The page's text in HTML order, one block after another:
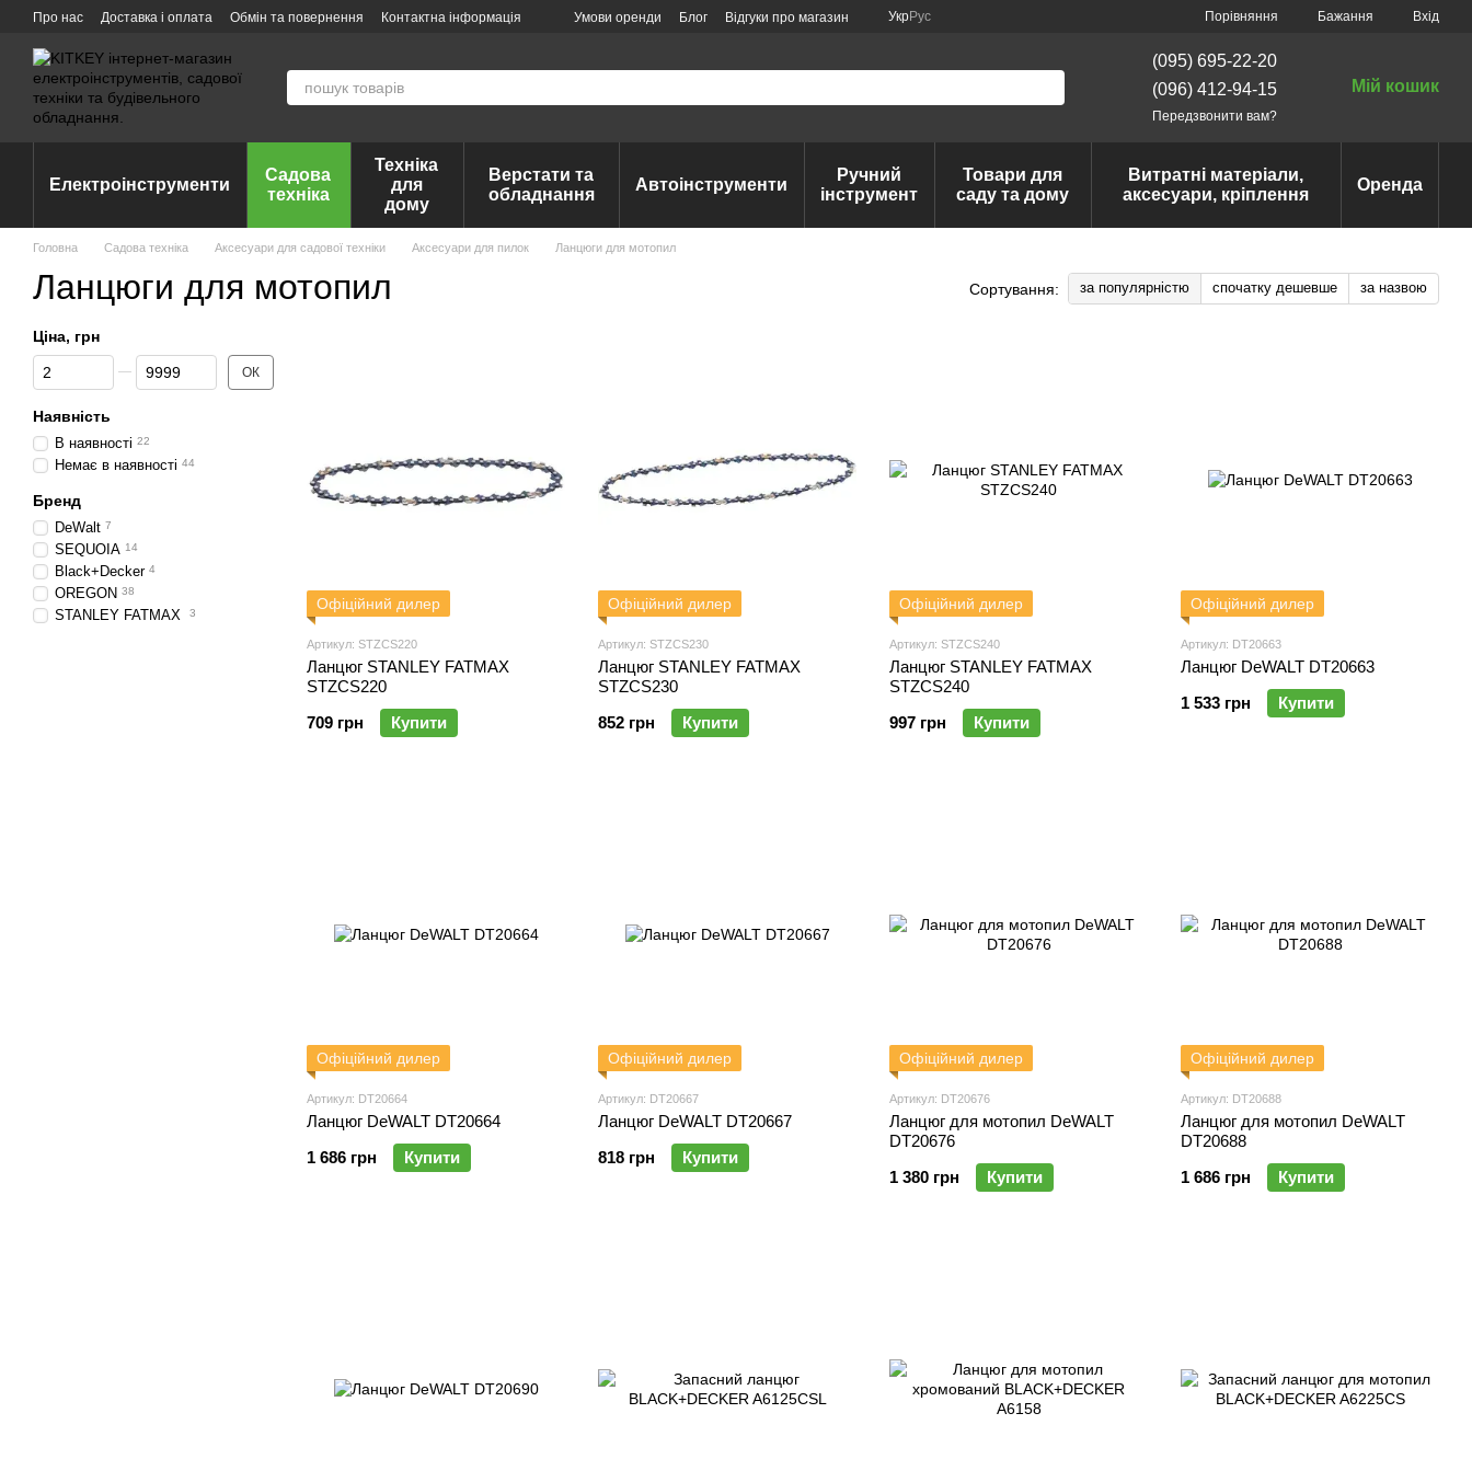
Перейти до основного контенту
Про нас Доставка і оплата Обмін та повернення Контактна інформація Умови оренди Блог Відгуки про магазин УкрРус Порівняння Бажання Вхід
(095) 695-22-20
(096) 412-94-15
Передзвонити вам?
Мій кошик
Електроінструменти
Садова
техніка
Техніка
для
дому
Верстати та
обладнання
Автоінструменти
Ручний
інструмент
Товари для
саду та дому
Витратні матеріали,
аксесуари, кріплення
Оренда
Головна Садова техніка Аксесуари для садової техніки Аксесуари для пилок Ланцюги для мотопил
Ланцюги для мотопил Сортування: за популярністю спочатку дешевше за назвою
Офіційний дилер
Артикул: STZCS220
Ланцюг STANLEY FATMAX
STZCS220
709 грн
Купити
Офіційний дилер
Артикул: STZCS230
Ланцюг STANLEY FATMAX
STZCS230
852 грн
Купити
Офіційний дилер
Артикул: STZCS240
Ланцюг STANLEY FATMAX
STZCS240
997 грн
Купити
Офіційний дилер
Артикул: DT20663
Ланцюг DeWALT DT20663
1 533 грн
Купити
Офіційний дилер
Артикул: DT20664
Ланцюг DeWALT DT20664
1 686 грн
Купити
Офіційний дилер
Артикул: DT20667
Ланцюг DeWALT DT20667
818 грн
Купити
Офіційний дилер
Артикул: DT20676
Ланцюг для мотопил DeWALT
DT20676
1 380 грн
Купити
Офіційний дилер
Артикул: DT20688
Ланцюг для мотопил DeWALT
DT20688
1 686 грн
Купити
Ціна, грн
Від Ціна, грн
До Ціна, грн ОК
Наявність
В наявності 22
Немає в наявності 44
Бренд
DeWalt 7
SEQUOIA 14
Black+Decker 4
OREGON 38
STANLEY FATMAX 3